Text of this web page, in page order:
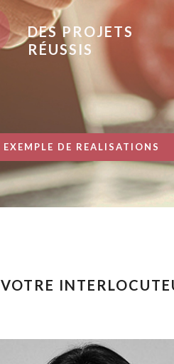
DES PROJETS
RÉUSSIS
EXEMPLE DE REALISATIONS
VOTRE